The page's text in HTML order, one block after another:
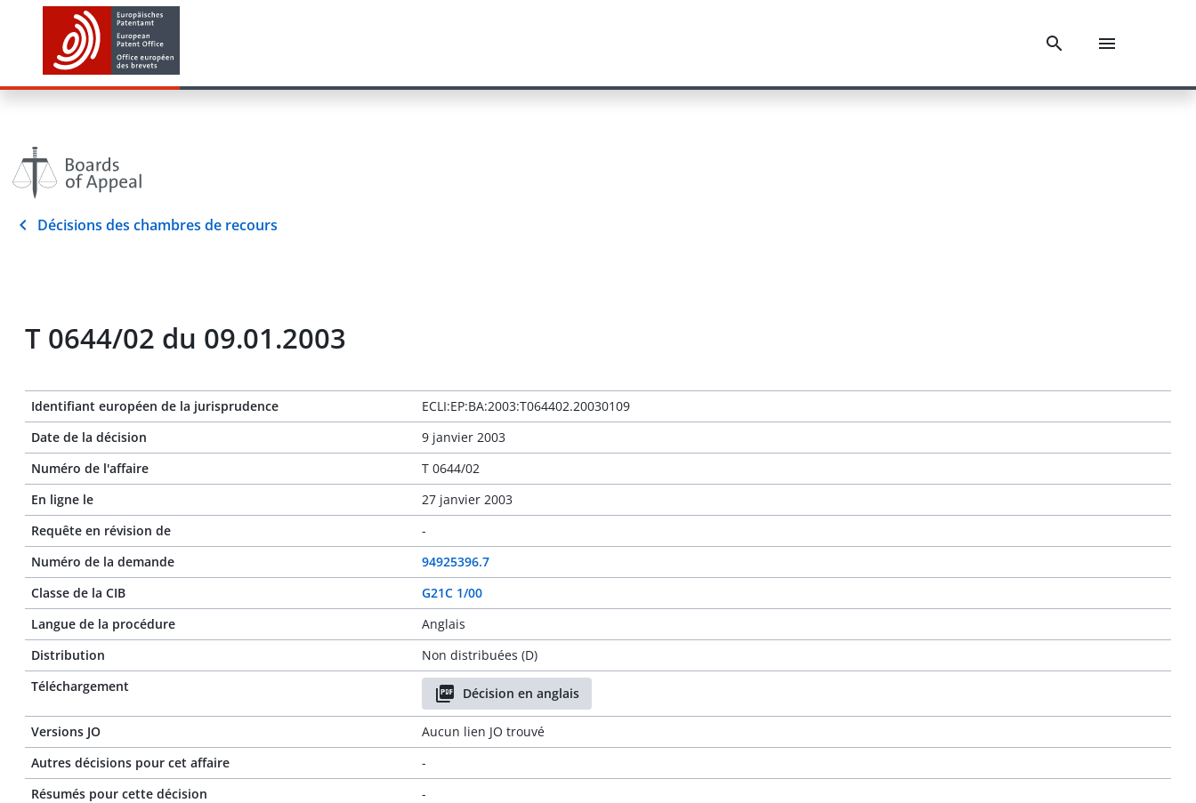
Décisions des chambres de recours
T 0644/02 du 09.01.2003
Identifiant européen de la jurisprudence
ECLI:EP:BA:2003:T064402.20030109
Date de la décision
9 janvier 2003
Numéro de l'affaire
T 0644/02
En ligne le
27 janvier 2003
Requête en révision de
-
Numéro de la demande
94925396.7
Classe de la CIB
G21C 1/00
Langue de la procédure
Anglais
Distribution
Non distribuées (D)
Téléchargement
Décision en anglais
Versions JO
Aucun lien JO trouvé
Autres décisions pour cet affaire
-
Résumés pour cette décision
-